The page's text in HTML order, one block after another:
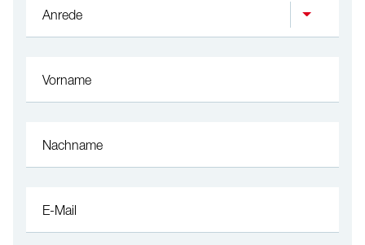
Anrede
Vorname
Nachname
E-Mail